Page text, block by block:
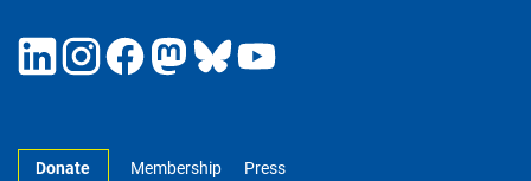
Donate Membership Press